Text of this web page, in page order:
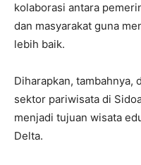
kolaborasi antara
dan masyarakat guna
lebih baik.
Diharapkan, tambahnya,
sektor pariwisata di
menjadi tujuan wisata
Delta.